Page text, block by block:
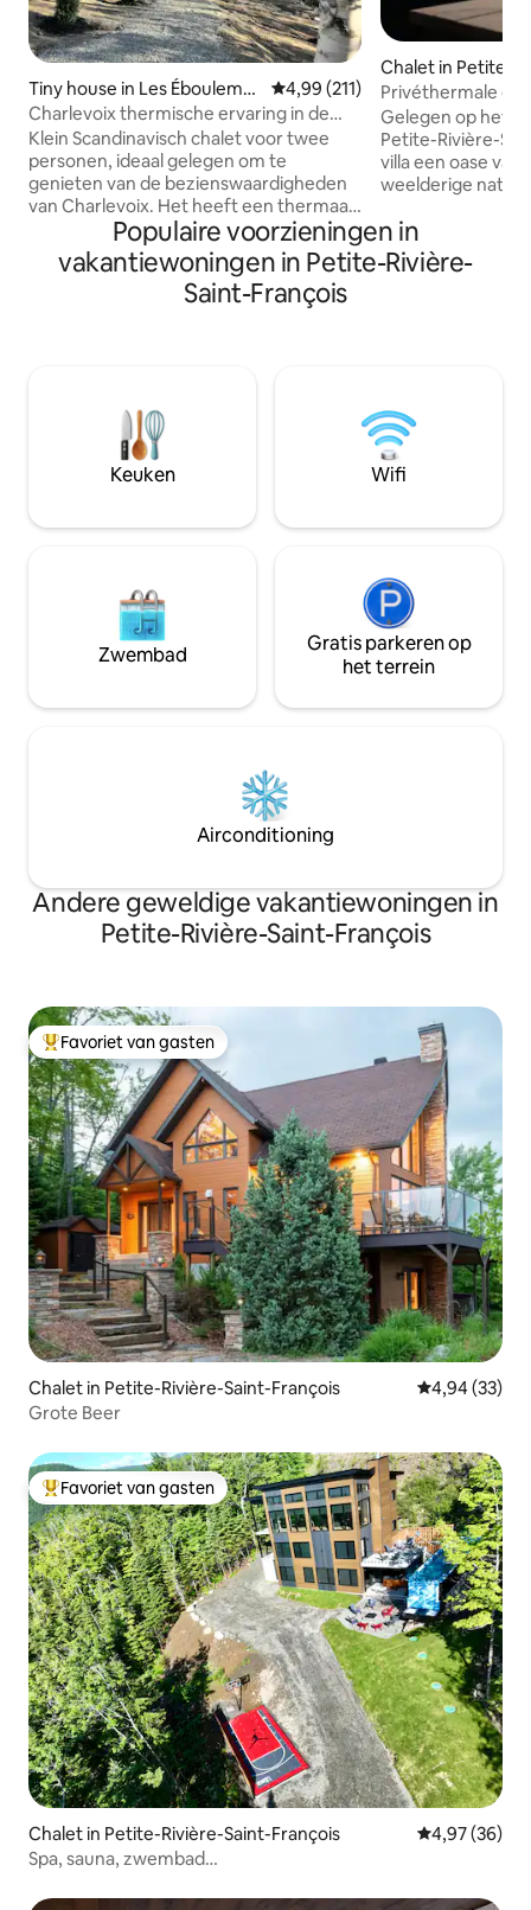
Tiny house in Les Ébouleme
nts
Gemiddelde beoordeling van
4,99 (211)
Charlevoix thermische ervaring in de
natuur!
Klein Scandinavisch chalet voor twee
personen, ideaal gelegen om te
genieten van de bezienswaardigheden
van Charlevoix. Het heeft een thermaal
circuit (bubbelbad, sauna, hamam) Zeer
intiem en midden in de bossen kijkt het
uitzicht uit op de majestueuze rivier en
de bergen in de verte. Alle moderne
natuur: grote ramen, panoramische
douche. Toegang via een eigen weg op
Chalet in Petite-
ançois
Privéthermale
zwembad
Gelegen op het
Petite-Rivière-
villa een oase
weelderige
oosten van de
Charlevoix,
fietsresort. Zeer
comfort van het
Populaire voorzieningen in
vakantiewoningen in Petite-Rivière-
Saint-François
Keuken Wifi
Zwembad
Gratis parkeren op
het terrein
Airconditioning
Andere geweldige vakantiewoningen in
Petite-Rivière-Saint-François
Topfavoriet van gasten
Favoriet van gasten
Chalet in Petite-Rivière-Saint-François Gemiddelde
4,94 (33)
Grote Beer
Topfavoriet van gasten
Favoriet van gasten
Chalet in Petite-Rivière-Saint-François Gemiddelde
4,97 (36)
Spa, sauna, zwembad…